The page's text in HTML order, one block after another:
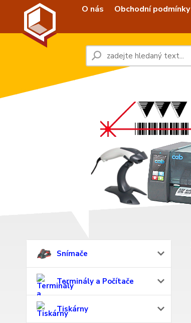
O nás Obchodní podmínky
Snímače
Terminály a Počítače
Tiskárny